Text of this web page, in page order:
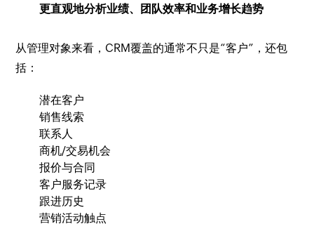
更直观地分析业绩、团队效率和业务增长趋势
从管理对象来看，CRM覆盖的通常不只是“客户”，还包
括：
潜在客户
销售线索
联系人
商机/交易机会
报价与合同
客户服务记录
跟进历史
营销活动触点